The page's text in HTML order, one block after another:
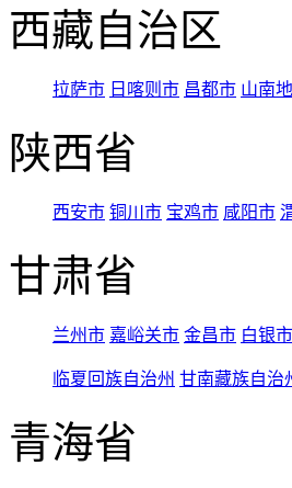
西藏自治区
拉萨市 日喀则市 昌都市 山南
陕西省
西安市 铜川市 宝鸡市 咸阳市
甘肃省
兰州市 嘉峪关市 金昌市 白银市
临夏回族自治州 甘南藏族自治
青海省